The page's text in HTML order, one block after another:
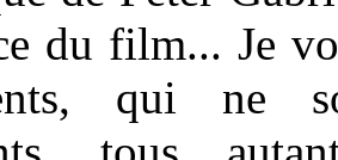
du film... Je
qui ne